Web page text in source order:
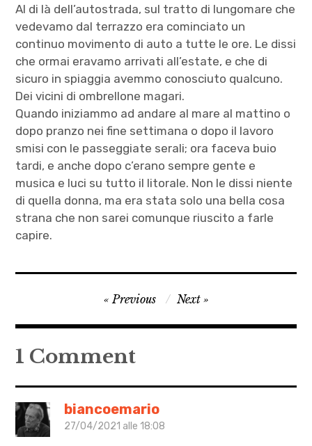
Al di là dell’autostrada, sul tratto di lungomare che
vedevamo dal terrazzo era cominciato un
continuo movimento di auto a tutte le ore. Le dissi
che ormai eravamo arrivati all’estate, e che di
sicuro in spiaggia avemmo conosciuto qualcuno.
Dei vicini di ombrellone magari.
Quando iniziammo ad andare al mare al mattino o
dopo pranzo nei fine settimana o dopo il lavoro
smisi con le passeggiate serali; ora faceva buio
tardi, e anche dopo c’erano sempre gente e
musica e luci su tutto il litorale. Non le dissi niente
di quella donna, ma era stata solo una bella cosa
strana che non sarei comunque riuscito a farle
capire.
,
,
racconti
Navigazione
articoli
Previous Next
1 Comment
biancoemario
27/04/2021 alle 18:08